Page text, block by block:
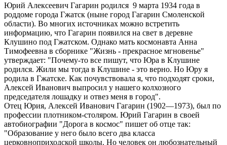
Юрий Алексеевич Гагарин родился 9 марта 1934 года в
роддоме города Гжатск (ныне город Гагарин Смоленской
области). Во многих источниках можно встретить
информацию, что Гагарин появился на свет в деревне
Клушино под Гжатском. Однако мать космонавта Анна
Тимофеевна в сборнике "Жизнь - прекрасное мгновенье"
утверждает: "Почему-то все пишут, что Юра в Клушине
родился. Жили мы тогда в Клушине - это верно. Но Юру я
родила в Гжатске. Как почувствовала я, что подходят сроки,
Алексей Иванович выпросил у нашего колхозного
председателя лошадку и отвез меня в город".
Отец Юрия, Алексей Иванович Гагарин (1902—1973), был по
профессии плотником-столяром. Юрий Гагарин в своей
автобиографии "Дорога в космос" пишет об отце так:
"Образование у него было всего два класса
церковноприходской школы. Но человек он любознательный